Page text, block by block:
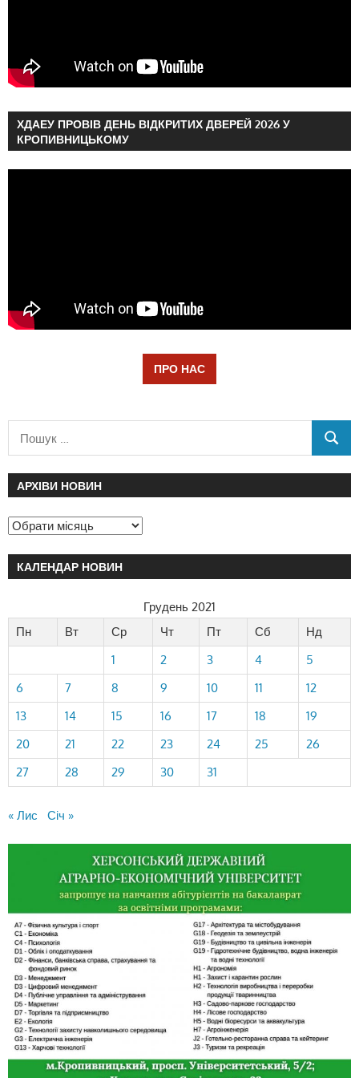
ХДАЕУ ПРОВІВ ДЕНЬ ВІДКРИТИХ ДВЕРЕЙ 2026 У
КРОПИВНИЦЬКОМУ
ПРО НАС
АРХІВИ НОВИН
КАЛЕНДАР НОВИН
Грудень 2021
Пн
Вт Ср Чт Пт Сб
Нд
1
2 3 4
5
6
7 8 9 10 11
12
13
14 15 16 17 18
19
20
21 22 23 24 25
26
27
28 29 30 31
« Лис Січ »